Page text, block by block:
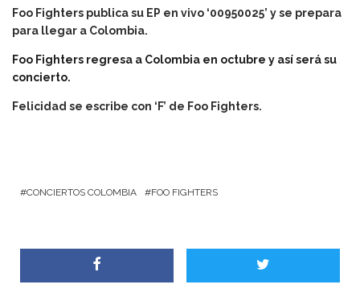
Foo Fighters publica su EP en vivo ‘00950025’ y se prepara
para llegar a Colombia.
Foo Fighters regresa a Colombia en octubre y así será su
concierto.
Felicidad se escribe con ‘F’ de Foo Fighters.
CONCIERTOS COLOMBIA FOO FIGHTERS